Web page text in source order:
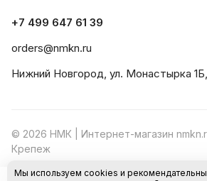
+7 499 647 61 39
orders@nmkn.ru
Нижний Новгород, ул. Монастырка 1Б,
© 2026 НМК | Интернет-магазин
Крепеж
Мы используем cookies и